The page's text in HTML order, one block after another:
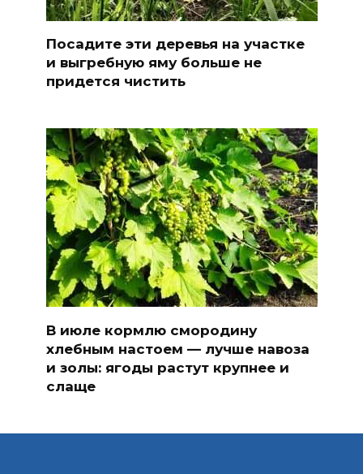
Посадите эти деревья на участке
и выгребную яму больше не
придется чистить
В июле кормлю смородину
хлебным настоем — лучше навоза
и золы: ягоды растут крупнее и
слаще